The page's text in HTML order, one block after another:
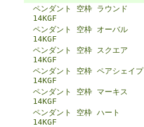
ペンダント 空枠 ラウンド
14KGF
ペンダント 空枠 オーバル
14KGF
ペンダント 空枠 スクエア
14KGF
ペンダント 空枠 ペアシェイプ
14KGF
ペンダント 空枠 マーキス
14KGF
ペンダント 空枠 ハート
14KGF